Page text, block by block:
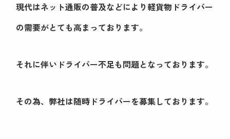
現代はネット通販の普及などにより軽貨物ドライバー
の需要がとても高まっております。
それに伴いドライバー不足も問題となっております。
その為、弊社は随時ドライバーを募集しております。